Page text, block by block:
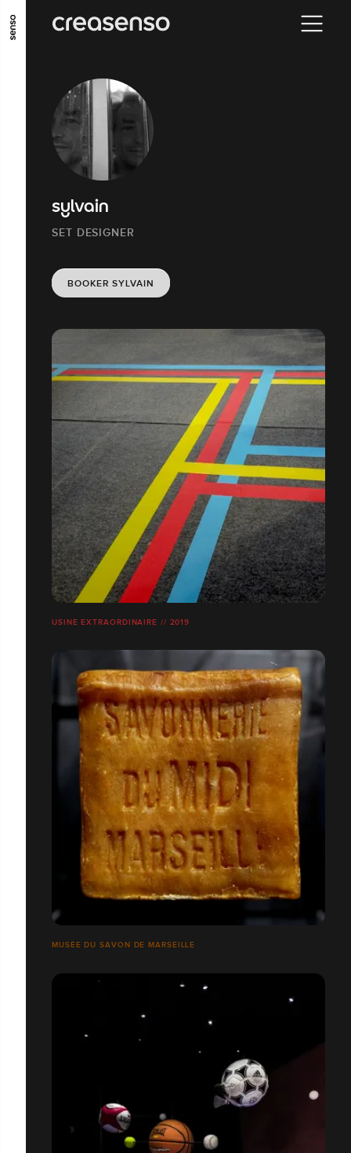
ALLER AU CONTENU PRINCIPAL
ALLER EN BAS DE PAGE
sylvain
SET DESIGNER
BOOKER SYLVAIN
USINE EXTRAORDINAIRE // 2019
MUSÉE DU SAVON DE MARSEILLE